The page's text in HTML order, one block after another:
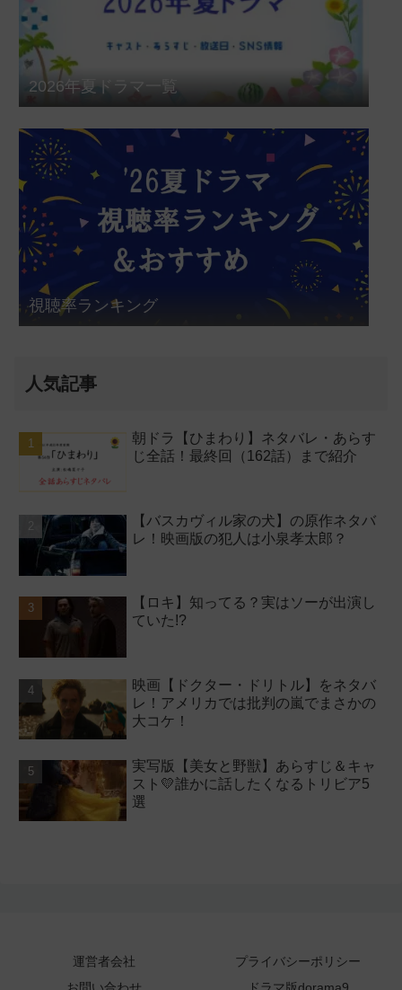
2026年夏ドラマ一覧
視聴率ランキング
人気記事
朝ドラ【ひまわり】ネタバレ・あらす
じ全話！最終回（162話）まで紹介
【バスカヴィル家の犬】の原作ネタバ
レ！映画版の犯人は小泉孝太郎？
【ロキ】知ってる？実はソーが出演し
ていた!?
映画【ドクター・ドリトル】をネタバ
レ！アメリカでは批判の嵐でまさかの
大コケ！
実写版【美女と野獣】あらすじ＆キャ
スト💛誰かに話したくなるトリビア5
選
運営者会社
プライバシーポリシー